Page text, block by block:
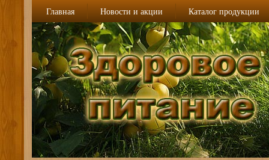
Главная Новости и акции Каталог продукции